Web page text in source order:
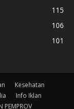
115
106
101
Kesehatan
Info Iklan
PEMPROV